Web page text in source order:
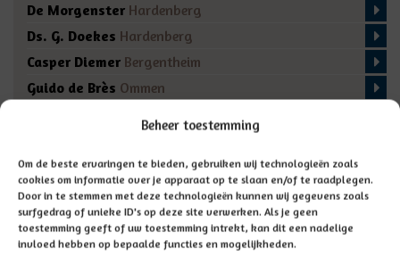
Beheer toestemming
Om de beste ervaringen te bieden, gebruiken wij technologieën zoals
cookies om informatie over je apparaat op te slaan en/of te raadplegen.
Door in te stemmen met deze technologieën kunnen wij gegevens zoals
surfgedrag of unieke ID's op deze site verwerken. Als je geen
toestemming geeft of uw toestemming intrekt, kan dit een nadelige
invloed hebben op bepaalde functies en mogelijkheden.
De Morgenster Hardenberg
Ds. G. Doekes Hardenberg
Casper Diemer Bergentheim
Guido de Brès Ommen
Domino Den Ham
De BronEnschede